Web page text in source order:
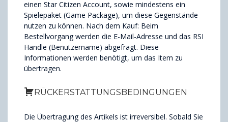
einen Star Citizen Account, sowie mindestens ein
Spielepaket (Game Package), um diese Gegenstände
nutzen zu können. Nach dem Kauf: Beim
Bestellvorgang werden die E-Mail-Adresse und das RSI
Handle (Benutzername) abgefragt. Diese
Informationen werden benötigt, um das Item zu
übertragen.
RÜCKERSTATTUNGSBEDINGUNGEN
Die Übertragung des Artikels ist irreversibel. Sobald Sie